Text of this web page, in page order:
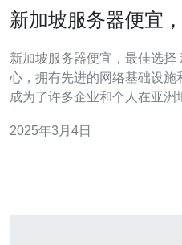
新加坡服务器便宜
新加坡服务器便宜，最佳选择 新加坡作为亚洲的技术中
心，拥有先进的网络基础设施
成为了许多企业和个人在亚
络连接：新加坡的网络基础设
2025年3月4日